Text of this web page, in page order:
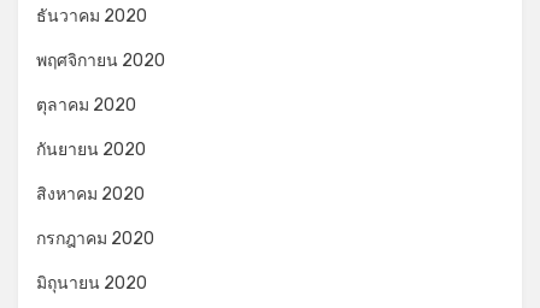
ธันวาคม 2020
พฤศจิกายน 2020
ตุลาคม 2020
กันยายน 2020
สิงหาคม 2020
กรกฎาคม 2020
มิถุนายน 2020